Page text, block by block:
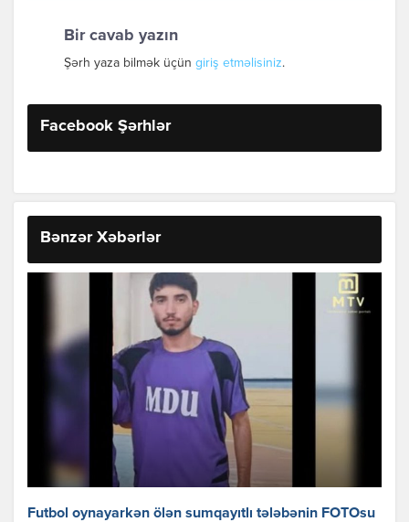
Bir cavab yazın
Şərh yaza bilmək üçün giriş etməlisiniz.
Facebook Şərhlər
Bənzər Xəbərlər
Futbol oynayarkən ölən sumqayıtlı tələbənin FOTOsu